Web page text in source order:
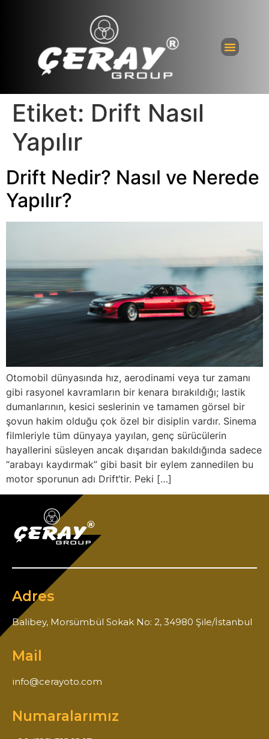
Etiket: Drift Nasıl
Yapılır
Drift Nedir? Nasıl ve Nerede
Yapılır?
Otomobil dünyasında hız, aerodinami veya tur zamanı
gibi rasyonel kavramların bir kenara bırakıldığı; lastik
dumanlarının, kesici seslerinin ve tamamen görsel bir
şovun hakim olduğu çok özel bir disiplin vardır. Sinema
filmleriyle tüm dünyaya yayılan, genç sürücülerin
hayallerini süsleyen ancak dışarıdan bakıldığında sadece
“arabayı kaydırmak” gibi basit bir eylem zannedilen bu
motor sporunun adı Drift‘tir. Peki […]
Adres
Balibey, Morsümbül Sokak No: 2, 34980 Şile/İstanbul
Mail
info@cerayoto.com
Numaralarımız